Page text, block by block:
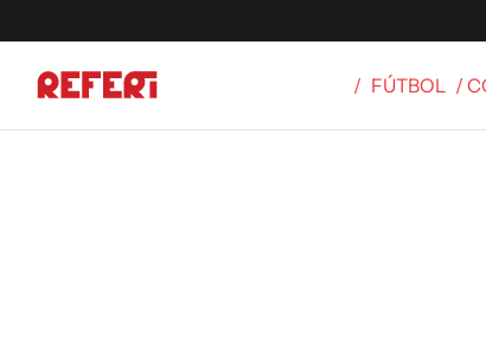
/ FÚTBOL /